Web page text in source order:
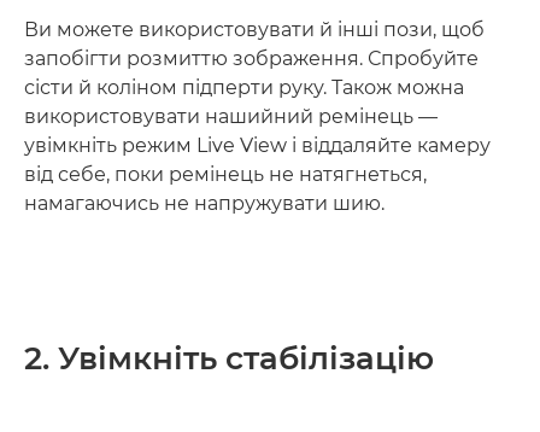
Ви можете використовувати й інші пози, щоб
запобігти розмиттю зображення. Спробуйте
сісти й коліном підперти руку. Також можна
використовувати нашийний ремінець —
увімкніть режим Live View і віддаляйте камеру
від себе, поки ремінець не натягнеться,
намагаючись не напружувати шию.
2. Увімкніть стабілізацію